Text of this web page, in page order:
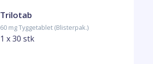
Trilotab
60 mg Tyggetablet (Blisterpak.)
1 x 30 stk